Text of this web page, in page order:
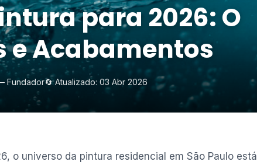
para 2026: O
e Acabamentos
Fundador🔄 Atualizado: 03 Abr 2026
o universo da pintura residencial em São Paulo está